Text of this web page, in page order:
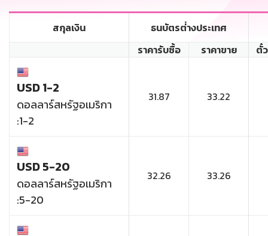
สกุลเงิน
ธนบัตรต่่างประเทศ
ราคารับซื้อ
ราคาขาย ตั๋
USD 1-2
ดอลลาร์สหรัฐอเมริกา
:1-2
31.87 33.22
USD 5-20
ดอลลาร์สหรัฐอเมริกา
:5-20
32.26 33.26